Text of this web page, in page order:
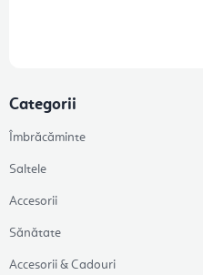
Categorii
Îmbrăcăminte
Saltele
Accesorii
Sănătate
Accesorii & Cadouri